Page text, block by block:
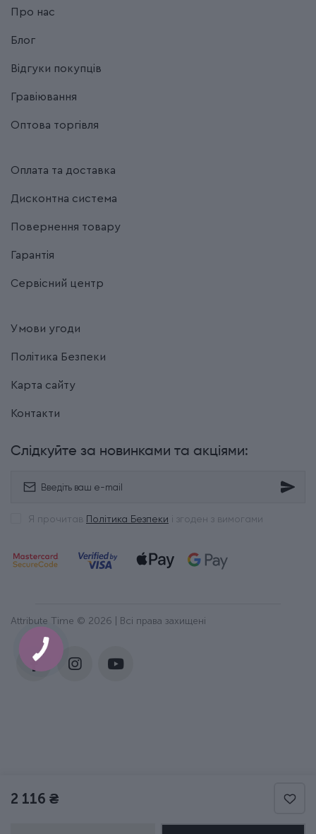
2 116 ₴
Про нас
Блог
Відгуки покупців
Гравіювання
Оптова торгівля
Оплата та доставка
Дисконтна система
Повернення товару
Гарантія
Сервісний центр
Умови угоди
Політика Безпеки
Карта сайту
Контакти
Слідкуйте за новинками та акціями:
Я прочитав Політика Безпеки і згоден з вимогами
Attribute Time © 2026 | Всі права захищені